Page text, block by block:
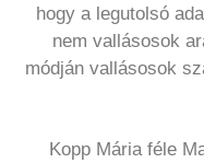
hogy a legutolsó
nem vallásosok
módján vallásosok
Kopp Mária féle